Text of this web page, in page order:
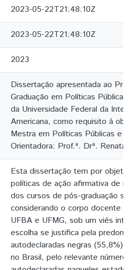
2023-05-22T21:48:10Z
2023-05-22T21:48:10Z
2023
Dissertação apresentada ao
Graduação em Políticas
da Universidade Federal da
Americana, como requisito à
Mestra em Políticas Públicas e
Orientadora: Prof.ª. Drª. Renata
Esta dissertação tem por
políticas de ação afirmativa de
dos cursos de pós-graduação
considerando o corpo docente e
UFBA e UFMG, sob um viés
escolha se justifica pela
autodeclaradas negras (55,8%)
no Brasil, pelo relevante número